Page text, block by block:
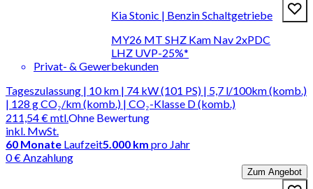
Kia Stonic | Benzin Schaltgetriebe
MY26 MT SHZ Kam Nav 2xPDC
LHZ UVP-25%*
Privat- & Gewerbekunden
Tageszulassung | 10 km | 74 kW (101 PS) | 5,7 l/100km (komb.)
| 128 g CO₂/km (komb.) | CO₂-Klasse D (komb.)
211,54 €mtl.
inkl. MwSt.
Ohne Bewertung
60 Monate Laufzeit5.000 km pro Jahr
0 € Anzahlung
Zum Angebot